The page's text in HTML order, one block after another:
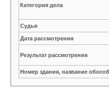
Категория дела
Судья
Дата рассмотрения
Результат рассмотрения
Номер здания, название